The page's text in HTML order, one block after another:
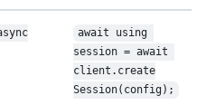
await using
session = await
client.create
Session(config);